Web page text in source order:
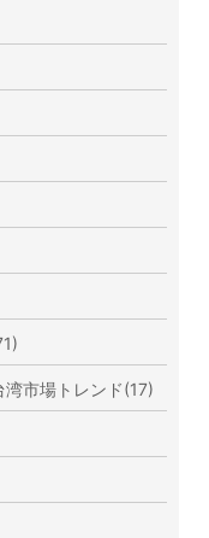
市場トレンド(17)